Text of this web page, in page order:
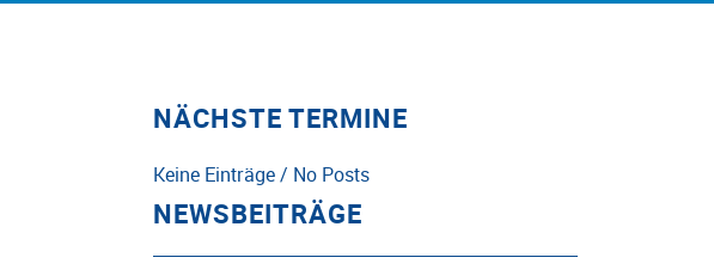
NÄCHSTE TERMINE
Keine Einträge / No Posts
NEWSBEITRÄGE